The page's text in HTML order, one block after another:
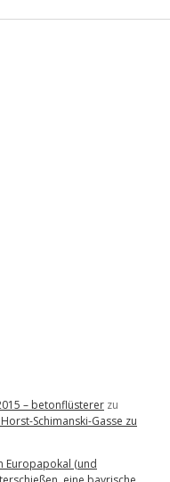
– betonflüsterer zu
Schimanski-Gasse zu
Europapokal (und